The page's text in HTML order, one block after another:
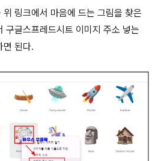
링크에서 마음에 드는 그림을 찾은
구글스프레드시트 이미지 주소 넣는
면 된다.